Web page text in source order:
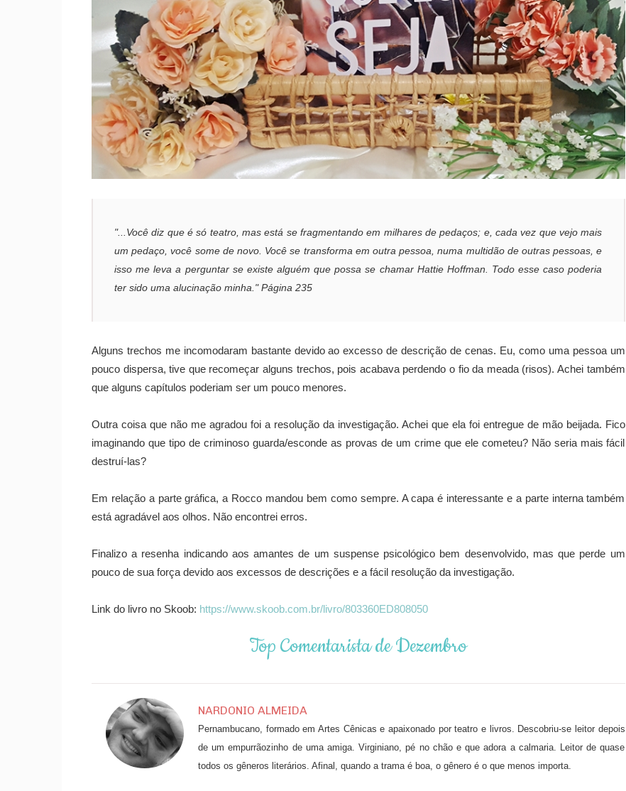
"...Você diz que é só teatro, mas está se fragmentando em milhares de pedaços; e, cada vez que vejo mais
um pedaço, você some de novo. Você se transforma em outra pessoa, numa multidão de outras pessoas, e
isso me leva a perguntar se existe alguém que possa se chamar Hattie Hoffman. Todo esse caso poderia
ter sido uma alucinação minha." Página 235
Alguns trechos me incomodaram bastante devido ao excesso de descrição de cenas. Eu, como uma pessoa um
pouco dispersa, tive que recomeçar alguns trechos, pois acabava perdendo o fio da meada (risos). Achei também
que alguns capítulos poderiam ser um pouco menores.
Outra coisa que não me agradou foi a resolução da investigação. Achei que ela foi entregue de mão beijada. Fico
imaginando que tipo de criminoso guarda/esconde as provas de um crime que ele cometeu? Não seria mais fácil
destruí-las?
Em relação a parte gráfica, a Rocco mandou bem como sempre. A capa é interessante e a parte interna também
está agradável aos olhos. Não encontrei erros.
Finalizo a resenha indicando aos amantes de um suspense psicológico bem desenvolvido, mas que perde um
pouco de sua força devido aos excessos de descrições e a fácil resolução da investigação.
Link do livro no Skoob: https://www.skoob.com.br/livro/803360ED808050
Top Comentarista de Dezembro
NARDONIO ALMEIDA
Pernambucano, formado em Artes Cênicas e apaixonado por teatro e livros. Descobriu-se leitor depois
de um empurrãozinho de uma amiga. Virginiano, pé no chão e que adora a calmaria. Leitor de quase
todos os gêneros literários. Afinal, quando a trama é boa, o gênero é o que menos importa.